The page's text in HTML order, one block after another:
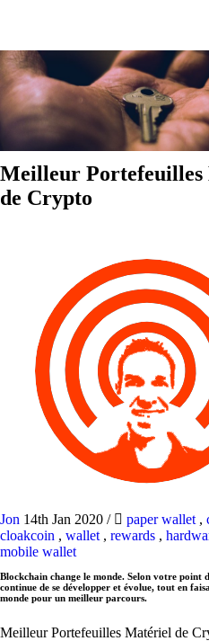
Meilleur Portefeuilles
de Crypto
Jon 14th Jan 2020 / paper wallet ,
cloakcoin , wallet , rewards ,
mobile wallet
Blockchain change le monde. Selon votre point
continue de se développer et évolue, tout en
monde pour un meilleur parcours.
Meilleur Portefeuilles Matériel de